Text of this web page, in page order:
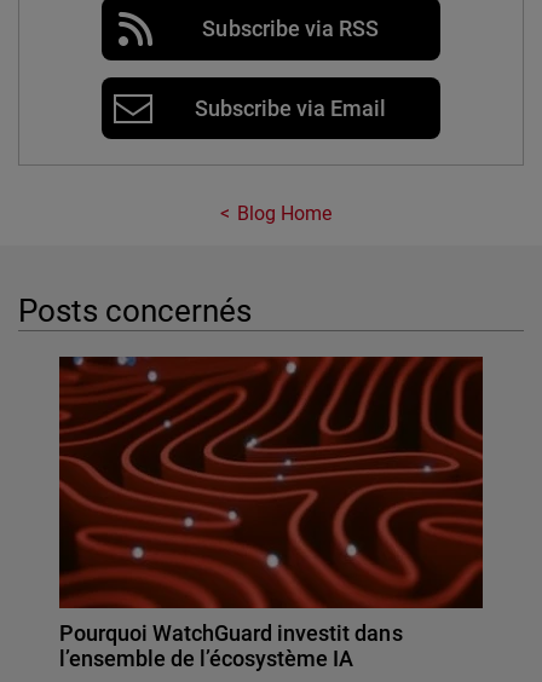
Subscribe via RSS
Subscribe via Email
Blog Home
Posts concernés
Pourquoi WatchGuard investit dans
l’ensemble de l’écosystème IA